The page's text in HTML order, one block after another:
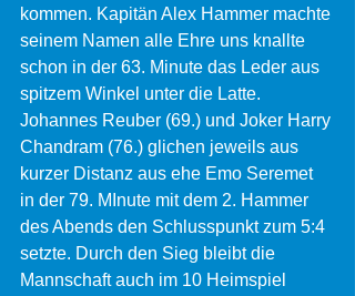
kommen. Kapitän Alex Hammer machte
seinem Namen alle Ehre uns knallte
schon in der 63. Minute das Leder aus
spitzem Winkel unter die Latte.
Johannes Reuber (69.) und Joker Harry
Chandram (76.) glichen jeweils aus
kurzer Distanz aus ehe Emo Seremet
in der 79. MInute mit dem 2. Hammer
des Abends den Schlusspunkt zum 5:4
setzte. Durch den Sieg bleibt die
Mannschaft auch im 10 Heimspiel